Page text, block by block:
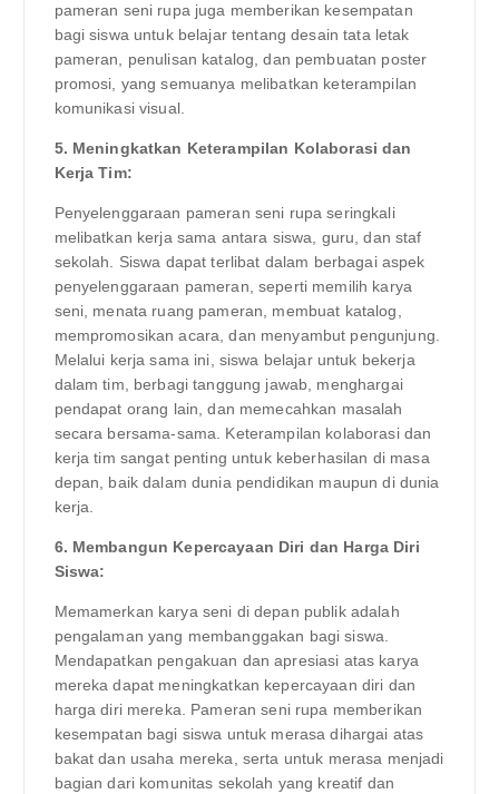
pameran seni rupa juga memberikan kesempatan
bagi siswa untuk belajar tentang desain tata letak
pameran, penulisan katalog, dan pembuatan poster
promosi, yang semuanya melibatkan keterampilan
komunikasi visual.
5. Meningkatkan Keterampilan Kolaborasi dan
Kerja Tim:
Penyelenggaraan pameran seni rupa seringkali
melibatkan kerja sama antara siswa, guru, dan staf
sekolah. Siswa dapat terlibat dalam berbagai aspek
penyelenggaraan pameran, seperti memilih karya
seni, menata ruang pameran, membuat katalog,
mempromosikan acara, dan menyambut pengunjung.
Melalui kerja sama ini, siswa belajar untuk bekerja
dalam tim, berbagi tanggung jawab, menghargai
pendapat orang lain, dan memecahkan masalah
secara bersama-sama. Keterampilan kolaborasi dan
kerja tim sangat penting untuk keberhasilan di masa
depan, baik dalam dunia pendidikan maupun di dunia
kerja.
6. Membangun Kepercayaan Diri dan Harga Diri
Siswa:
Memamerkan karya seni di depan publik adalah
pengalaman yang membanggakan bagi siswa.
Mendapatkan pengakuan dan apresiasi atas karya
mereka dapat meningkatkan kepercayaan diri dan
harga diri mereka. Pameran seni rupa memberikan
kesempatan bagi siswa untuk merasa dihargai atas
bakat dan usaha mereka, serta untuk merasa menjadi
bagian dari komunitas sekolah yang kreatif dan